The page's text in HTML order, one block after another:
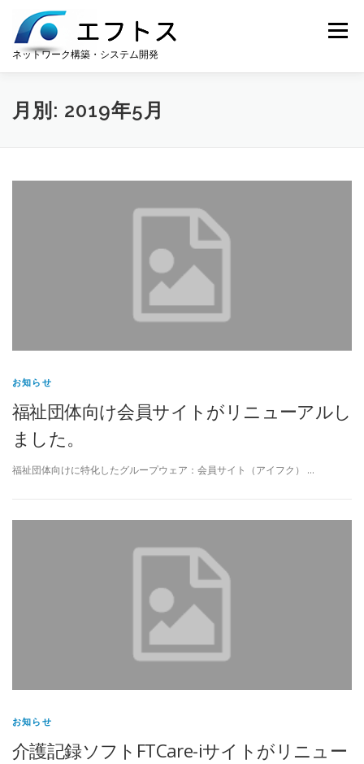
コンテンツへスキップ
ネットワーク構築・システム開発
メニュー
ホーム お知らせ
月別: 2019年5月
お知らせ
福祉団体向け会員サイトがリニューアルし
ました。
福祉団体向けに特化したグループウェア：会員サイト（アイフク） …
お知らせ
介護記録ソフトFTCare-iサイトがリニュー